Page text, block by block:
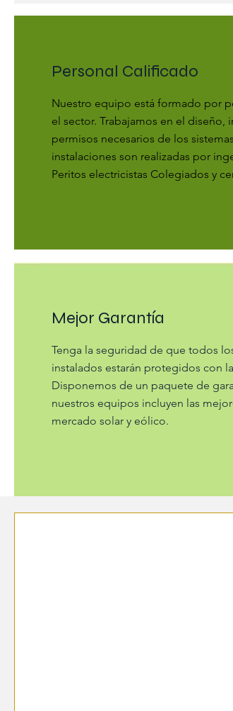
Personal Calificado
Nuestro equipo está formado por
el sector. Trabajamos en el diseño,
permisos necesarios de los
instalaciones son realizadas por
Peritos electricistas Colegiados y
Mejor Garantía
Tenga la seguridad de que todos
instalados estarán protegidos con
Disponemos de un paquete de
nuestros equipos incluyen las
mercado solar y eólico.